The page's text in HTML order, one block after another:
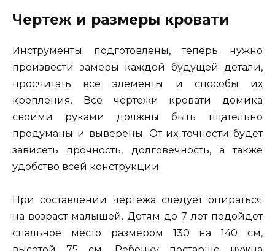
Чертеж и размеры кровати
Инструменты подготовлены, теперь нужно
произвести замеры каждой будущей детали,
просчитать все элементы и способы их
крепления. Все чертежи кровати домика
своими руками должны быть тщательно
продуманы и выверены. От их точности будет
зависеть прочность, долговечность, а также
удобство всей конструкции.
При составлении чертежа следует опираться
на возраст малышей. Детям до 7 лет подойдет
спальное место размером 130 на 140 см,